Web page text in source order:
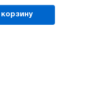
корзину